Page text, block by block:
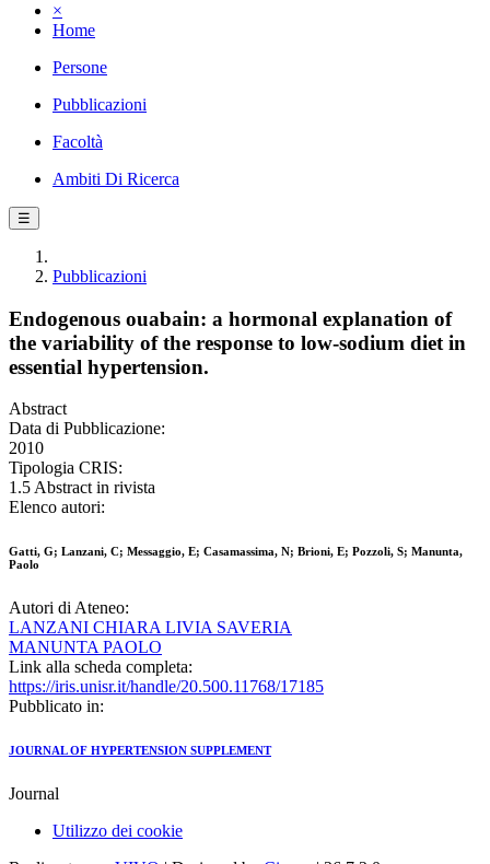
×
Home
Persone
Pubblicazioni
Facoltà
Ambiti Di Ricerca
☰
Pubblicazioni
Endogenous ouabain: a hormonal explanation of
the variability of the response to low-sodium diet in
essential hypertension.
Abstract
Data di Pubblicazione:
2010
Tipologia CRIS:
1.5 Abstract in rivista
Elenco autori:
Gatti, G; Lanzani, C; Messaggio, E; Casamassima, N; Brioni, E; Pozzoli, S; Manunta,
Paolo
Autori di Ateneo:
LANZANI CHIARA LIVIA SAVERIA
MANUNTA PAOLO
Link alla scheda completa:
https://iris.unisr.it/handle/20.500.11768/17185
Pubblicato in:
JOURNAL OF HYPERTENSION SUPPLEMENT
Journal
Utilizzo dei cookie